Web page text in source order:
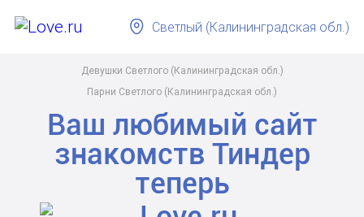
Девушки Светлого (Калининградская обл.)
Парни Светлого (Калининградская обл.)
Светлый (Калининградская обл.)
Ваш любимый сайт
знакомств Тиндер
теперь